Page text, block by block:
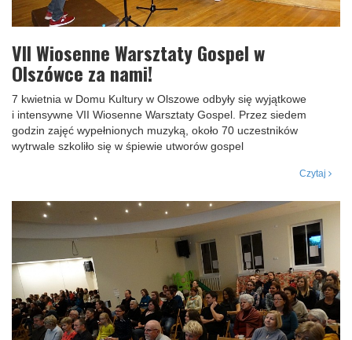
VII Wiosenne Warsztaty Gospel w
Olszówce za nami!
7 kwietnia w Domu Kultury w Olszowe odbyły się wyjątkowe
i intensywne VII Wiosenne Warsztaty Gospel. Przez siedem
godzin zajęć wypełnionych muzyką, około 70 uczestników
wytrwale szkoliło się w śpiewie utworów gospel
Czytaj